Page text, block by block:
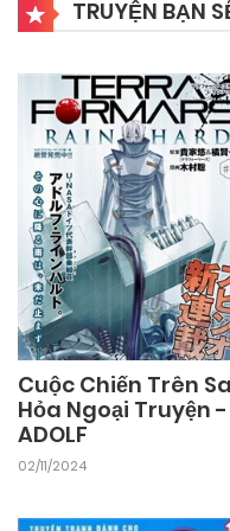
Chapter 23 25/09/2024
Chapter 22 25/09/2024
Chapter 21 25/09/2024
Chapter 20 25/09/2024
Chapter 19
TRUYỆN BẠN
Cuộc Chiến Trên
Hỏa Ngoại Truyện -
ADOLF
02/11/2024